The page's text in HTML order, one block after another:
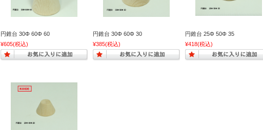
円錐台 30Φ 60Φ 60
¥605(税込)
円錐台 30Φ 60Φ 30
¥385(税込)
円錐台 25Φ 50Φ 35
¥418(税込)